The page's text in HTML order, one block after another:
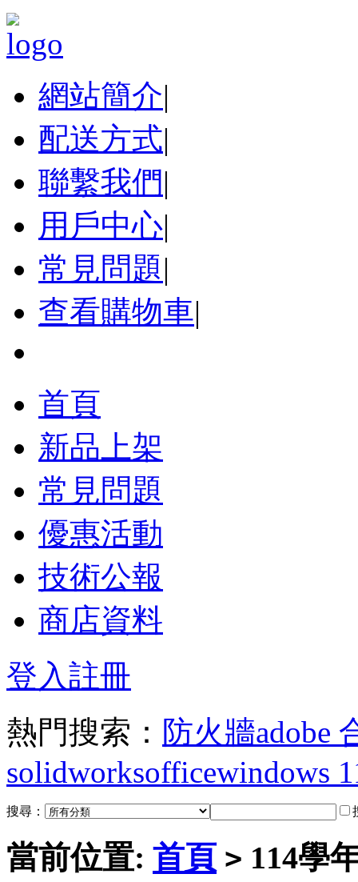
網站簡介|
配送方式|
聯繫我們|
用戶中心|
常見問題|
查看購物車|
首頁
新品上架
常見問題
優惠活動
技術公報
商店資料
登入註冊
熱門搜索： 防火牆adobe
solidworksofficewindows
搜尋：
當前位置: 首頁 > 114學